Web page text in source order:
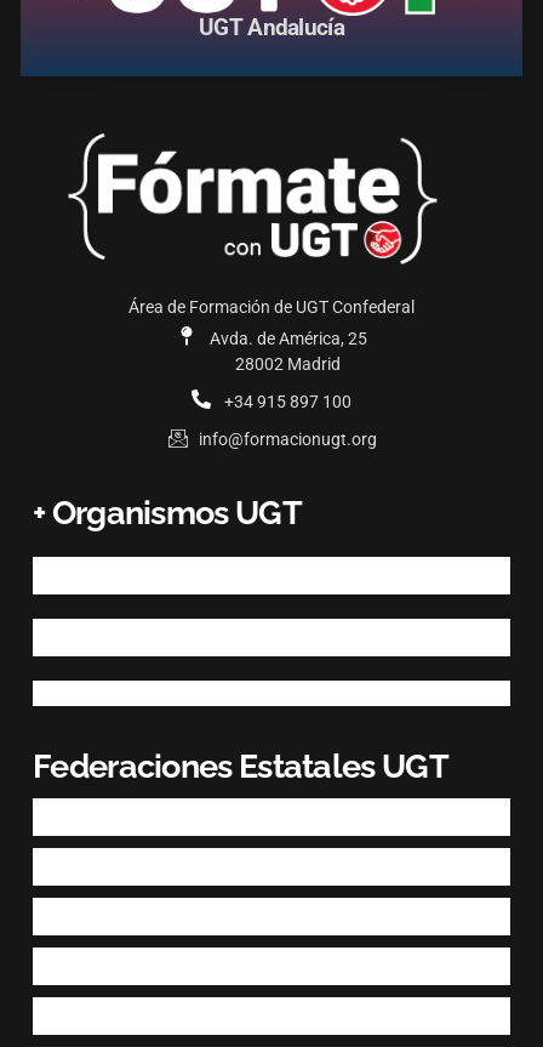
UGT Andalucía
Área de Formación de UGT Confederal
Avda. de América, 25
28002 Madrid
+34 915 897 100
info@formacionugt.org
+ Organismos UGT
Federaciones Estatales UGT